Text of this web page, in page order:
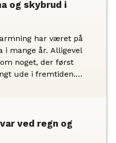
og skybrud i
har været på
i mange år. Alligevel
noget, der først
ude i fremtiden.
og højere
mærkes og vil få
ved regn og